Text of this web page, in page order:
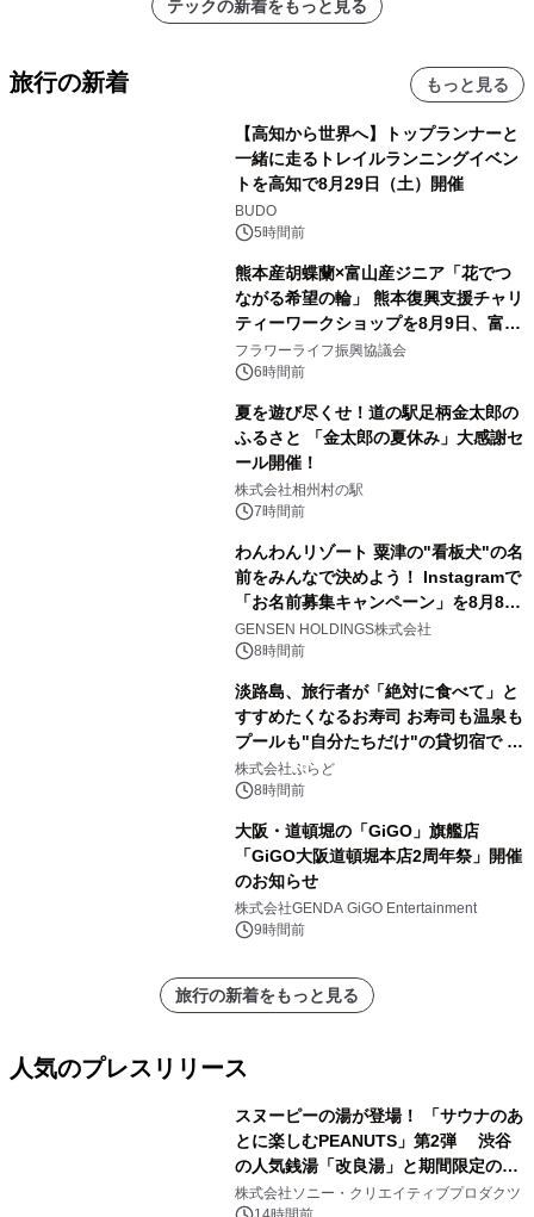
テックの新着をもっと見る
旅行の新着 もっと見る
【高知から世界へ】トップランナーと
一緒に走るトレイルランニングイベン
トを高知で8月29日（土）開催
BUDO
5時間前
熊本産胡蝶蘭×富山産ジニア「花でつ
ながる希望の輪」 熊本復興支援チャリ
ティーワークショップを8月9日、富
山・射水で開催
フラワーライフ振興協議会
6時間前
夏を遊び尽くせ！道の駅足柄金太郎の
ふるさと 「金太郎の夏休み」大感謝セ
ール開催！
株式会社相州村の駅
7時間前
わんわんリゾート 粟津の"看板犬"の名
前をみんなで決めよう！ Instagramで
「お名前募集キャンペーン」を8月8日
(土)より開催
GENSEN HOLDINGS株式会社
8時間前
淡路島、旅行者が「絶対に食べて」と
すすめたくなるお寿司 お寿司も温泉も
プールも"自分たちだけ"の貸切宿で 1
日1組限定「岩屋温泉 絵島別庭 海と
森」の握り寿司プラン
株式会社ぷらど
8時間前
大阪・道頓堀の「GiGO」旗艦店
「GiGO大阪道頓堀本店2周年祭」開催
のお知らせ
株式会社GENDA GiGO Entertainment
9時間前
旅行の新着をもっと見る
人気のプレスリリース
スヌーピーの湯が登場！ 「サウナのあ
とに楽しむPEANUTS」第2弾 渋谷
の人気銭湯「改良湯」と期間限定のコ
ラボレーション サウナイキタイコラ
株式会社ソニー・クリエイティブプロダクツ